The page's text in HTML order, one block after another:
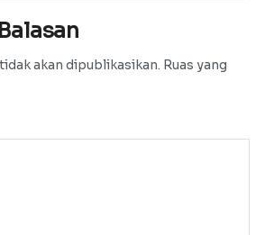
akan dipublikasikan. Ruas yang